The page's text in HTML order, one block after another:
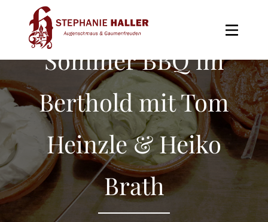
content
Sommer BBQ im
Berthold mit Tom
Heinzle & Heiko
Brath